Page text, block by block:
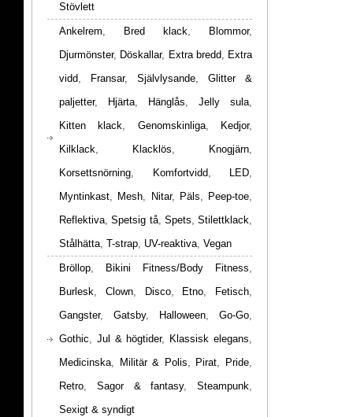
Stövlett
Ankelrem, Bred klack, Blommor,
Djurmönster, Döskallar, Extra bredd, Extra
vidd, Fransar, Självlysande, Glitter &
paljetter, Hjärta, Hänglås, Jelly sula,
Kitten klack, Genomskinliga, Kedjor,
Kilklack, Klacklös, Knogjärn,
Korsettsnörning, Komfortvidd, LED,
Myntinkast, Mesh, Nitar, Päls, Peep-toe,
Reflektiva,Spetsig tå, Spets, Stilettklack,
Stålhätta, T-strap, UV-reaktiva, Vegan
Bröllop, Bikini Fitness/Body Fitness,
Burlesk, Clown, Disco, Etno, Fetisch,
Gangster, Gatsby, Halloween, Go-Go,
Gothic, Jul & högtider, Klassisk elegans,
Medicinska, Militär & Polis, Pirat, Pride,
Retro, Sagor & fantasy, Steampunk,
Sexigt & syndigt